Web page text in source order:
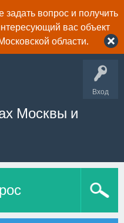
вопрос и получить
вас объект
области.
Вход
Москвы и